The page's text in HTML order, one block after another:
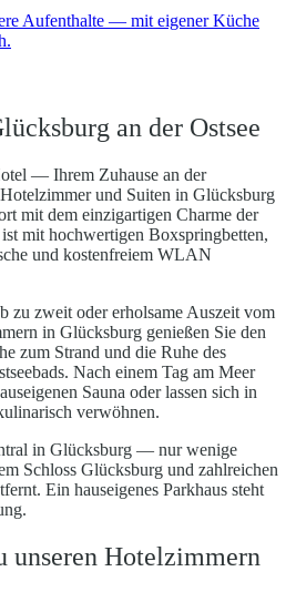
Aufenthalte — mit eigener Küche
an der Ostsee
— Ihrem Zuhause an der
und Suiten in Glücksburg
mit dem einzigartigen Charme der
mit hochwertigen Boxspringbetten,
und kostenfreiem WLAN
zu zweit oder erholsame Auszeit vom
in Glücksburg genießen Sie den
zum Strand und die Ruhe des
Nach einem Tag am Meer
Sauna oder lassen sich in
verwöhnen.
in Glücksburg — nur wenige
Schloss Glücksburg und zahlreichen
Ein hauseigenes Parkhaus steht
unseren Hotelzimmern